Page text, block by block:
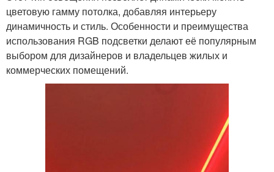
цветовую гамму потолка, добавляя интерьеру
динамичность и стиль. Особенности и преимущества
использования RGB подсветки делают её популярным
выбором для дизайнеров и владельцев жилых и
коммерческих помещений.